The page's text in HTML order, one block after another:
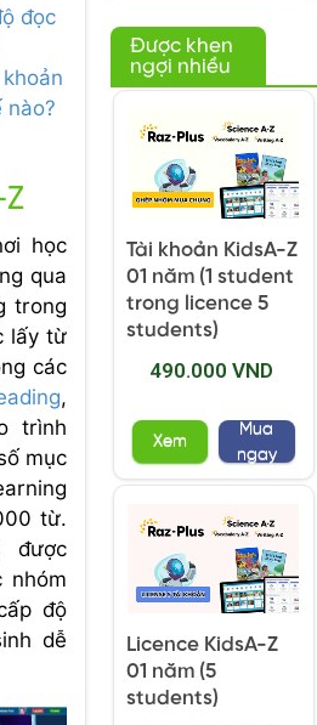
đọc
nào?
học
qua
trong
lấy từ
các
,
trình
mục
từ.
được
nhóm
độ
dễ
Được khen
ngợi nhiều
Tài khoản KidsA-Z
01 năm (1 student
trong licence 5
students)
490.000 VND
Xem
Mua
ngay
Licence KidsA-Z
01 năm (5
students)